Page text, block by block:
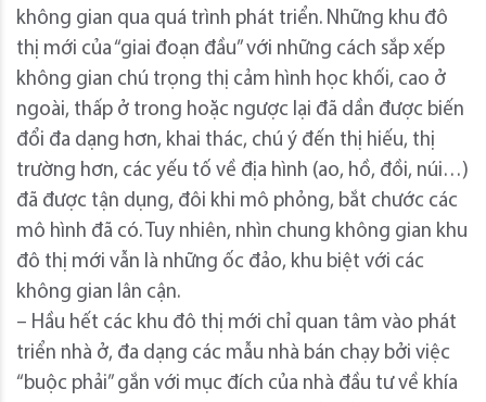
không gian qua quá trình phát triển. Những khu đô
thị mới của “giai đoạn đầu” với những cách sắp xếp
không gian chú trọng thị cảm hình học khối, cao ở
ngoài, thấp ở trong hoặc ngược lại đã dần được biến
đổi đa dạng hơn, khai thác, chú ý đến thị hiếu, thị
trường hơn, các yếu tố về địa hình (ao, hồ, đồi, núi…)
đã được tận dụng, đôi khi mô phỏng, bắt chước các
mô hình đã có. Tuy nhiên, nhìn chung không gian khu
đô thị mới vẫn là những ốc đảo, khu biệt với các
không gian lân cận.
– Hầu hết các khu đô thị mới chỉ quan tâm vào phát
triển nhà ở, đa dạng các mẫu nhà bán chạy bởi việc
“buộc phải” gắn với mục đích của nhà đầu tư về khía